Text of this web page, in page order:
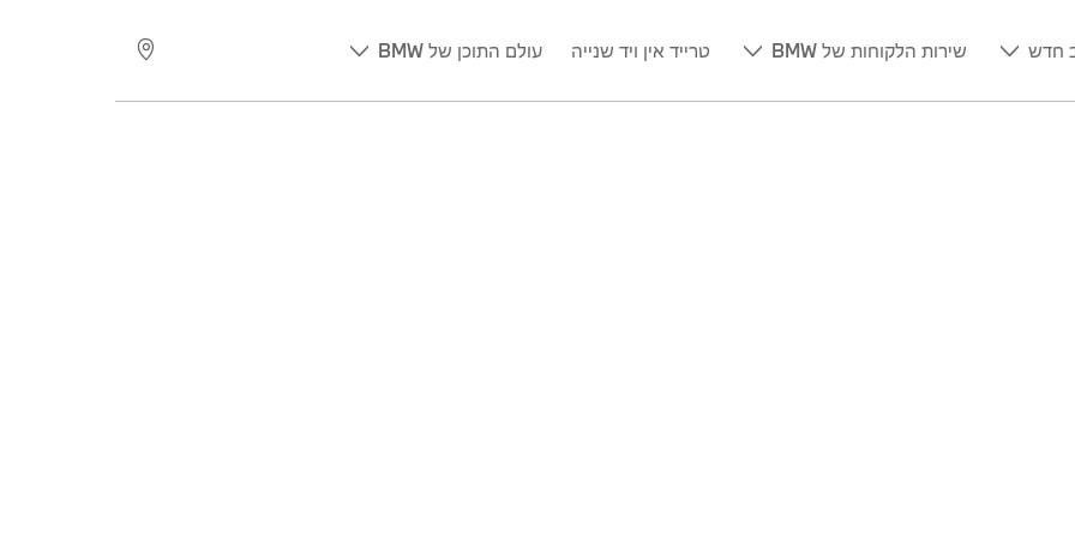
חדש שירות הלקוחות של BMW טרייד אין ויד שנייה עולם התוכן של BMW